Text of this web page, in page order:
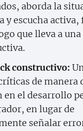
aborda la
y escucha
que lleva a
constructivo:
de manera
en el desarrollo
en lugar de
señalar